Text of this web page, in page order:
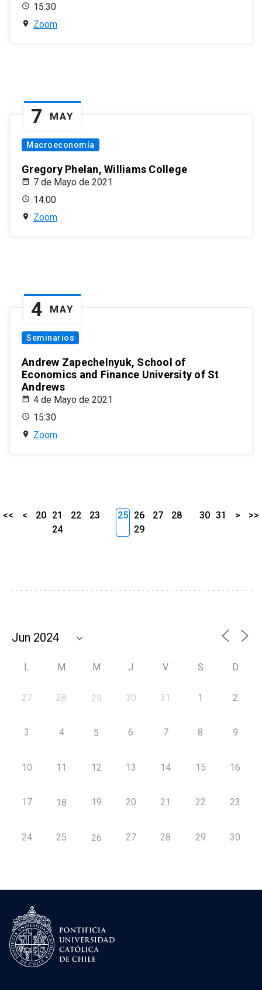
15:30
Zoom
7 MAY
Macroeconomía
Gregory Phelan, Williams College
7 de Mayo de 2021
14:00
Zoom
4 MAY
Seminarios
Andrew Zapechelnyuk, School of
Economics and Finance University of St
Andrews
4 de Mayo de 2021
15:30
Zoom
<< < 20 21 22
23
24
25 26 27
28
29
30 31 > >>
L M M J V S D
27 28 29 30 31 1 2
3 4 5 6 7 8 9
10 11 12 13 14 15 16
17 18 19 20 21 22 23
24 25 26 27 28 29 30